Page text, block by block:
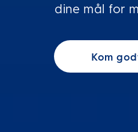
dine mål for
Kom